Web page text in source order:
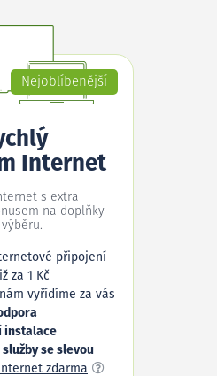
Nejoblíbenější
Internet
s extra
na doplňky
připojení
za 1 Kč
vyřídíme za vás
instalace
služby se slevou
zdarma